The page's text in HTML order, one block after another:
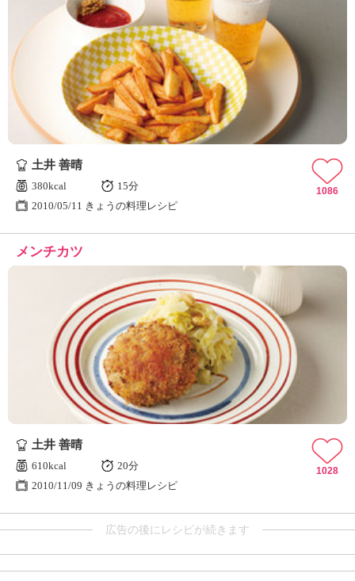
土井 善晴
380kcal
15分
2010/05/11 きょうの料理レシピ
1086
メンチカツ
土井 善晴
610kcal
20分
2010/11/09 きょうの料理レシピ
1028
広告の後にレシピが続きます